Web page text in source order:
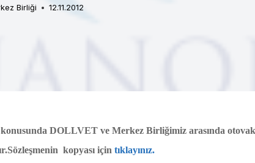
Birliği 12.11.2012
DOLLVET ve Merkez Birliğimiz arasında
kopyası için tıklayınız.